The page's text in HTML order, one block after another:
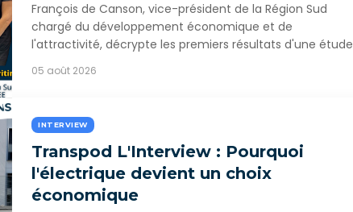
François de Canson, vice-président de la Région Sud
chargé du développement économique et de
l'attractivité, décrypte les premiers résultats d'une étude
05 août 2026
INTERVIEW
Transpod L'Interview : Pourquoi
l'électrique devient un choix
économique